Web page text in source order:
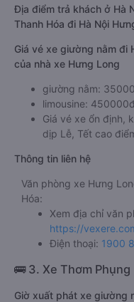
Địa điểm trả khách ở Hà
Thanh Hóa đi Hà Nội
Giá vé xe giường nằm đi
của nhà xe Hưng Long
giường nằm:
limousine:
Giá vé xe ổn định,
dịp Lễ, Tết cao
Thông tin liên hệ
Văn phòng xe Hưng
Hóa:
Xem địa chỉ văn
https://
Điện thoại: 1900
🚌 3. Xe Thơm Phụng
Giờ xuất phát xe giường